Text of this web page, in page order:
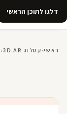
דלגו לתוכן הראשי
קטלוגראשי› קטלוג 3D AR ›